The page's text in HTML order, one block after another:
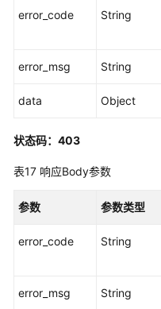
error_code String
error_msg String
data Object
状态码：403
表17 响应Body参数
参数 参数类型
error_code String
error_msg String